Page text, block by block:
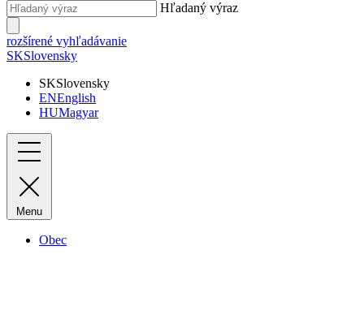
Hľadaný výraz
rozšírené vyhľadávanie
SKSlovensky
SKSlovensky
ENEnglish
HUMagyar
Menu
Obec